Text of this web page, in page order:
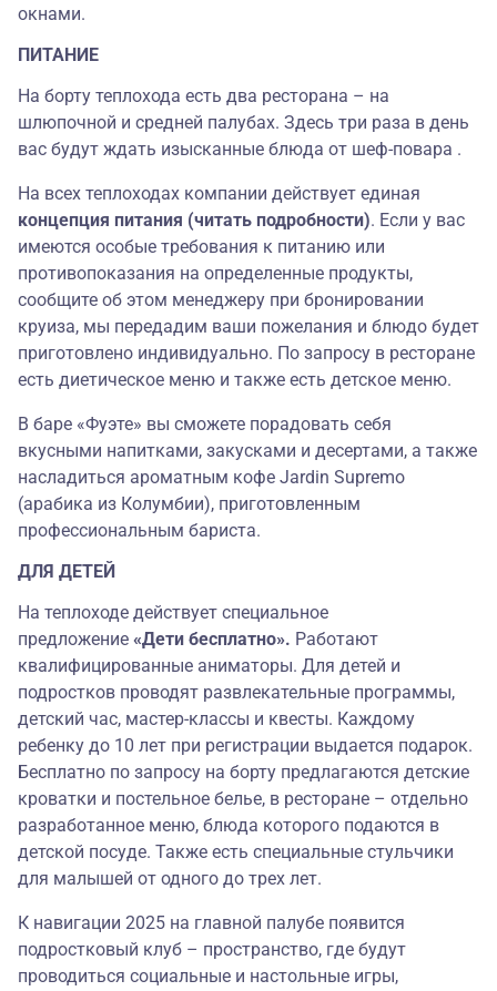
окнами.
ПИТАНИЕ
На борту теплохода есть два ресторана – на
шлюпочной и средней палубах. Здесь три раза в день
вас будут ждать изысканные блюда от шеф-повара .
На всех теплоходах компании действует единая
концепция питания (читать подробности). Если у вас
имеются особые требования к питанию или
противопоказания на определенные продукты,
сообщите об этом менеджеру при бронировании
круиза, мы передадим ваши пожелания и блюдо будет
приготовлено индивидуально. По запросу в ресторане
есть диетическое меню и также есть детское меню.
В баре «Фуэте» вы сможете порадовать себя
вкусными напитками, закусками и десертами, а также
насладиться ароматным кофе Jardin Supremo
(арабика из Колумбии), приготовленным
профессиональным бариста.
ДЛЯ ДЕТЕЙ
На теплоходе действует специальное
предложение «Дети бесплатно». Работают
квалифицированные аниматоры. Для детей и
подростков проводят развлекательные программы,
детский час, мастер-классы и квесты. Каждому
ребенку до 10 лет при регистрации выдается подарок.
Бесплатно по запросу на борту предлагаются детские
кроватки и постельное белье, в ресторане – отдельно
разработанное меню, блюда которого подаются в
детской посуде. Также есть специальные стульчики
для малышей от одного до трех лет.
К навигации 2025 на главной палубе появится
подростковый клуб‎ – пространство, где будут
проводиться социальные и настольные игры,